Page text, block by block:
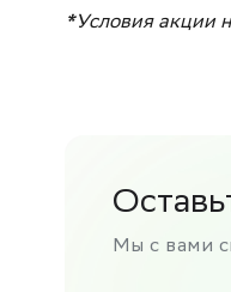
*Условия акции
Мы с вами